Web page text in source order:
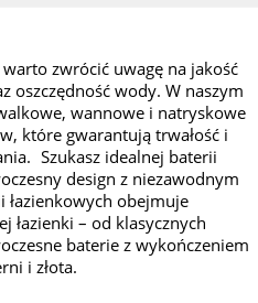
zwrócić uwagę na jakość
oszczędność wody. W naszym
wannowe i natryskowe
które gwarantują trwałość i
Szukasz idealnej baterii
design z niezawodnym
łazienkowych obejmuje
łazienki – od klasycznych
baterie z wykończeniem
i złota.